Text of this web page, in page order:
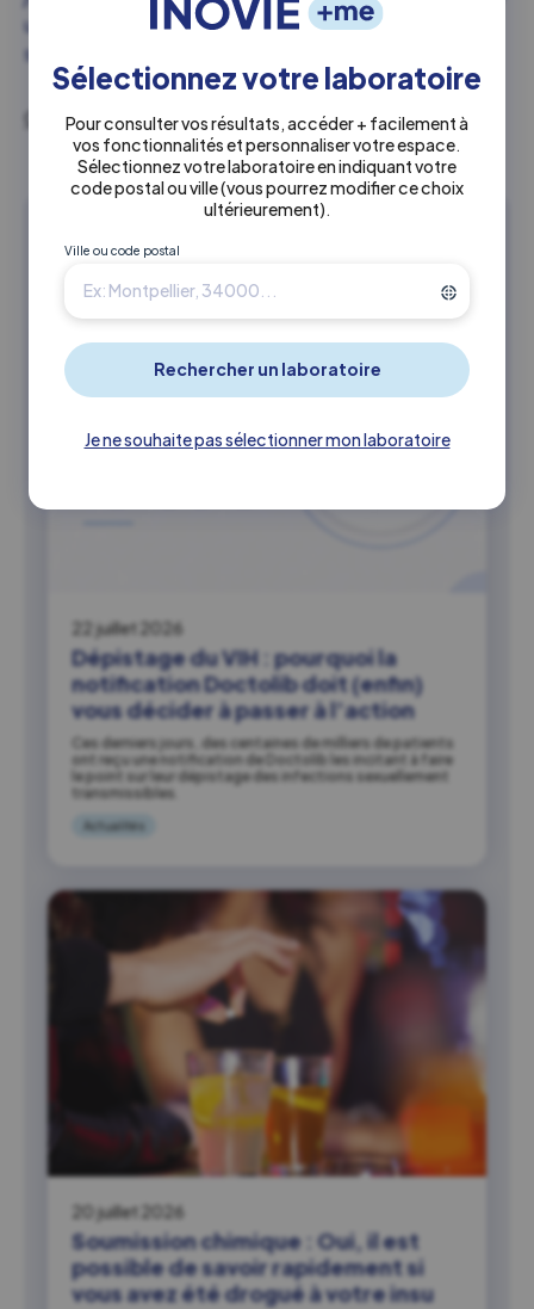
Sélectionnez votre laboratoire
Pour consulter vos résultats, accéder + facilement à
vos fonctionnalités et personnaliser votre espace.
Sélectionnez votre laboratoire en indiquant votre
code postal ou ville(vous pourrez modifier ce choix
ultérieurement).
Ville ou code postal
Je ne souhaite pas sélectionner mon laboratoire
un domaine passionnant et essentiel au système de
santé.
CPTS NORD PROVENCE
intéresser
22 juillet 2026
Dépistage du VIH : pourquoi la
notification Doctolib doit (enfin)
vous décider à passer à l’action
Ces derniers jours, des centaines de milliers de patients
ont reçu une notification de Doctolib les incitant à faire
le point sur leur dépistage des infections sexuellement
transmissibles.
Actualités
20 juillet 2026
Soumission chimique : Oui, il est
possible de savoir rapidement si
vous avez été drogué à votre insu